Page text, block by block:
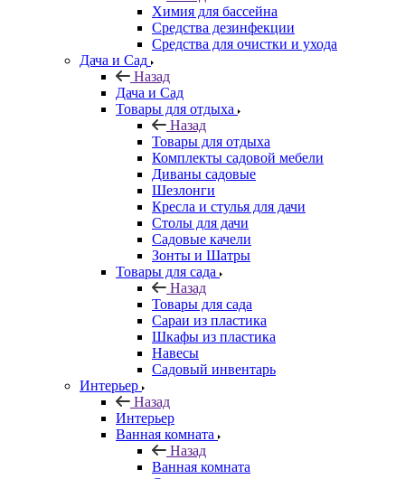
Химия для бассейна
Средства дезинфекции
Средства для очистки и ухода
Дача и Сад
Назад
Дача и Сад
Товары для отдыха
Назад
Товары для отдыха
Комплекты садовой мебели
Диваны садовые
Шезлонги
Кресла и стулья для дачи
Столы для дачи
Садовые качели
Зонты и Шатры
Товары для сада
Назад
Товары для сада
Сараи из пластика
Шкафы из пластика
Навесы
Садовый инвентарь
Интерьер
Назад
Интерьер
Ванная комната
Назад
Ванная комната